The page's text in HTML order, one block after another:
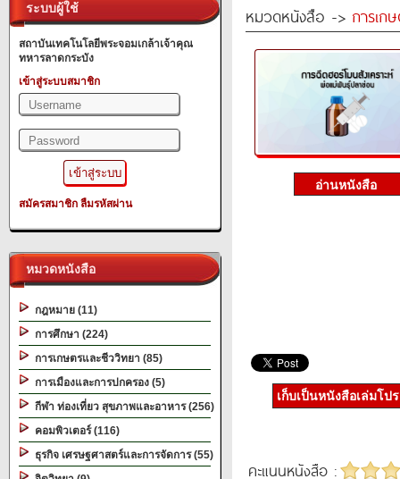
ระบบผู้ใช้
สถาบันเทคโนโลยีพระจอมเกล้าเจ้าคุณ
ทหารลาดกระบัง
เข้าสู่ระบบสมาชิก
สมัครสมาชิก ลืมรหัสผ่าน
หมวดหนังสือ
กฎหมาย (11)
การศึกษา (224)
การเกษตรและชีววิทยา (85)
การเมืองและการปกครอง (5)
กีฬา ท่องเที่ยว สุขภาพและอาหาร (256)
คอมพิวเตอร์ (116)
ธุรกิจ เศรษฐศาสตร์และการจัดการ (55)
หมวดหนังสือ -> การเก
เก็บเป็นหนังสือเล่มโป
คะแนนหนังสือ :